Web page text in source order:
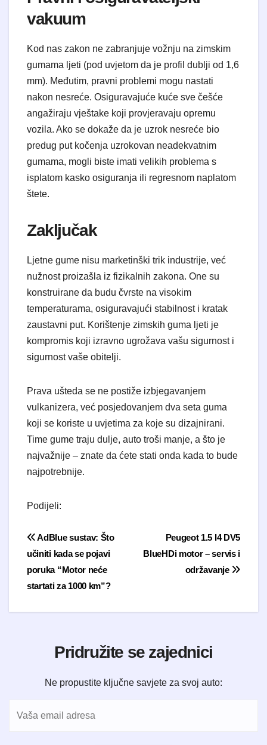
vakuum
Kod nas zakon ne zabranjuje vožnju na zimskim
gumama ljeti (pod uvjetom da je profil dublji od 1,6
mm). Međutim, pravni problemi mogu nastati
nakon nesreće. Osiguravajuće kuće sve češće
angažiraju vještake koji provjeravaju opremu
vozila. Ako se dokaže da je uzrok nesreće bio
predug put kočenja uzrokovan neadekvatnim
gumama, mogli biste imati velikih problema s
isplatom kasko osiguranja ili regresnom naplatom
štete.
Zaključak
Ljetne gume nisu marketinški trik industrije, već
nužnost proizašla iz fizikalnih zakona. One su
konstruirane da budu čvrste na visokim
temperaturama, osiguravajući stabilnost i kratak
zaustavni put. Korištenje zimskih guma ljeti je
kompromis koji izravno ugrožava vašu sigurnost i
sigurnost vaše obitelji.
Prava ušteda se ne postiže izbjegavanjem
vulkanizera, već posjedovanjem dva seta guma
koji se koriste u uvjetima za koje su dizajnirani.
Time gume traju dulje, auto troši manje, a što je
najvažnije – znate da ćete stati onda kada to bude
najpotrebnije.
Podijeli:
Navigacija objavaPeugeot 1.5 I4 DV5
BlueHDi motor – servis i
održavanje
AdBlue sustav: Što
učiniti kada se pojavi
poruka “Motor neće
startati za 1000 km”?
Pridružite se zajednici
Ne propustite ključne savjete za svoj auto: